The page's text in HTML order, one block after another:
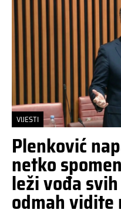
VIJESTI
Plenković
netko
leži vođa
odmah vidite